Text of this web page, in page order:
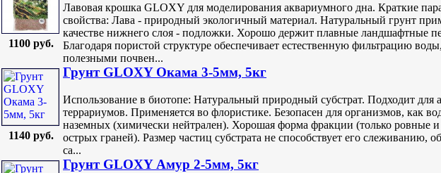
1100 руб.
Лавовая крошка GLOXY для моделирования аквариумного дна. Краткие
свойства: Лава - природный экологичный материал. Натуральный грунт
качестве нижнего слоя - подложки. Хорошо держит плавные ландшафтные
Благодаря пористой структуре обеспечивает естественную фильтрацию воды,
полезными почвен...
1140 руб.
Грунт GLOXY Окама 3-5мм, 5кг
Использование в биотопе: Натуральный природный субстрат. Подходит для
террариумов. Применяется во флористике. Безопасен для организмов, как
наземных (химически нейтрален). Хорошая форма фракции (только ровные и
острых граней). Размер частиц субстрата не способствует его слеживанию,
са...
Грунт GLOXY Амур 2-5мм, 5кг